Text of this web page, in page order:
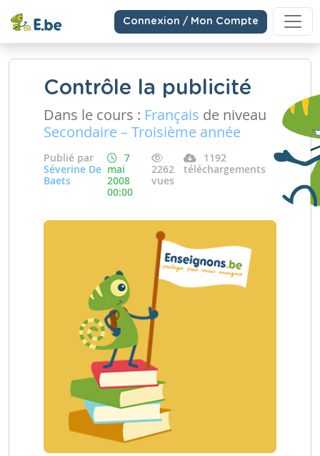
Connexion / Mon Compte
Contrôle la publicité
Dans le cours : Français de niveau
Secondaire – Troisième année
Publié par
Séverine De
Baets
7
mai
2008
00:00
2262
vues
1192
téléchargements